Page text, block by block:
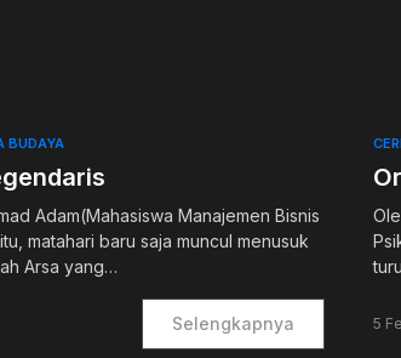
BUDAYA
Adam(Mahasiswa Manajemen Bisnis
matahari baru saja muncul menusuk
Arsa yang…
Selengkapnya 5